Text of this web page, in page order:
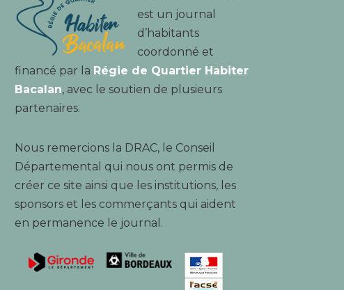
est un journal
d’habitants
coordonné et
financé par la Régie de Quartier Habiter
Bacalan, avec le soutien de plusieurs
partenaires.
Nous remercions la DRAC, le Conseil
Départemental qui nous ont permis de
créer ce site ainsi que les institutions, les
sponsors et les commerçants qui aident
en permanence le journal.